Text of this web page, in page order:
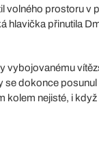
volného prostoru v
hlavička přinutila
vybojovanému
dokonce posunul
kolem nejisté, i